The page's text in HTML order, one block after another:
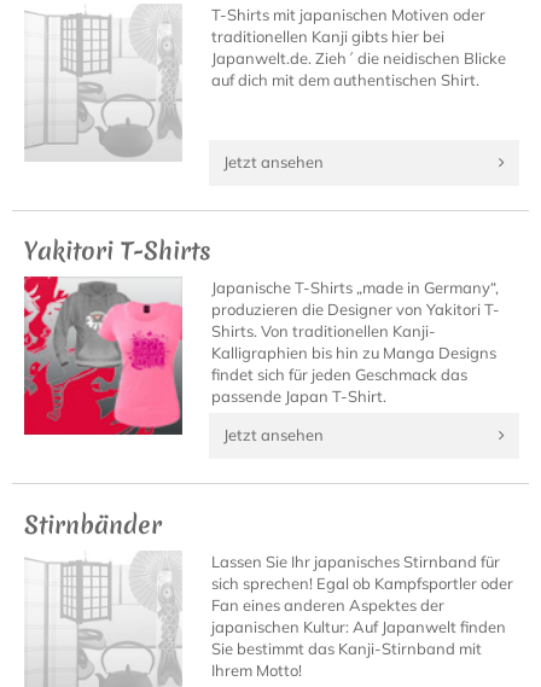
T-Shirts mit japanischen Motiven oder
traditionellen Kanji gibts hier bei
Japanwelt.de. Zieh´ die neidischen Blicke
auf dich mit dem authentischen Shirt.
Jetzt ansehen
Yakitori T-Shirts
Japanische T-Shirts „made in Germany“,
produzieren die Designer von Yakitori T-
Shirts. Von traditionellen Kanji-
Kalligraphien bis hin zu Manga Designs
findet sich für jeden Geschmack das
passende Japan T-Shirt.
Jetzt ansehen
Stirnbänder
Lassen Sie Ihr japanisches Stirnband für
sich sprechen! Egal ob Kampfsportler oder
Fan eines anderen Aspektes der
japanischen Kultur: Auf Japanwelt finden
Sie bestimmt das Kanji-Stirnband mit
Ihrem Motto!